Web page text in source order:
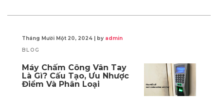
Tháng Mười Một 20, 2024 | by admin
BLOG
Máy Chấm Công Vân Tay
Là Gì? Cấu Tạo, Ưu Nhược
Điểm Và Phân Loại